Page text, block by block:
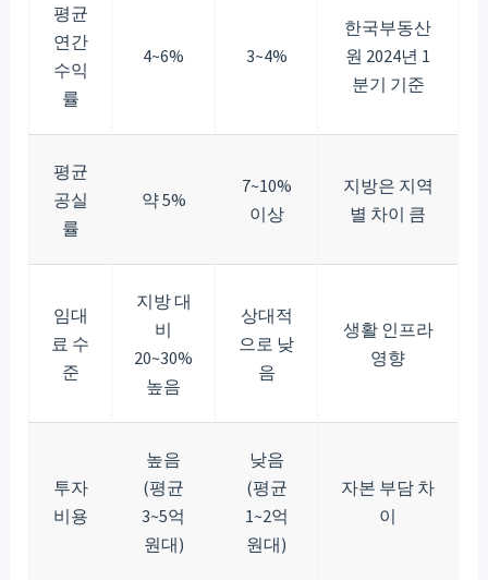
평균
연간
수익
률
4~6% 3~4%
한국부동산
원 2024년 1
분기 기준
평균
공실
률
약 5%
7~10%
이상
지방은 지역
별 차이 큼
임대
료 수
준
지방 대
비
20~30%
높음
상대적
으로 낮
음
생활 인프라
영향
투자
비용
높음
(평균
3~5억
원대)
낮음
(평균
1~2억
원대)
자본 부담 차
이